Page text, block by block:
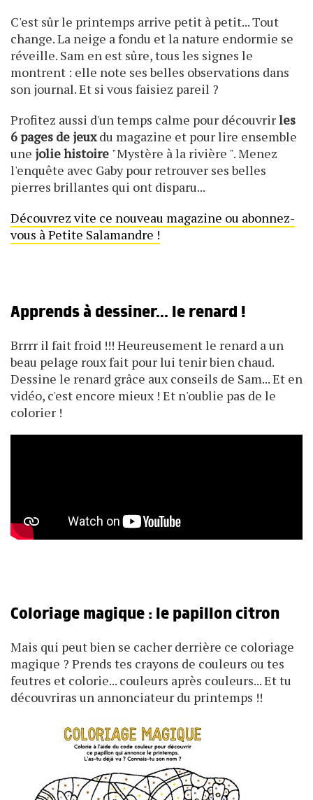
C'est sûr le printemps arrive petit à petit... Tout
change. La neige a fondu et la nature endormie se
réveille. Sam en est sûre, tous les signes le
montrent : elle note ses belles observations dans
son journal. Et si vous faisiez pareil ?
Profitez aussi d'un temps calme pour découvrirles
6 pages de jeuxdu magazine et pour lire ensemble
une jolie histoire "Mystère à la rivière ". Menez
l'enquête avec Gaby pour retrouver ses belles
pierres brillantes qui ont disparu...
Découvrez vite ce nouveau magazine ou abonnez-
vous à Petite Salamandre !
Apprends à dessiner... le renard !
Brrrr il fait froid !!! Heureusement le renard a un
beau pelage roux fait pour lui tenir bien chaud.
Dessine le renard grâce aux conseils de Sam... Et en
vidéo, c'est encore mieux ! Et n'oublie pas de le
colorier !
Coloriage magique : le papillon citron
Mais qui peut bien se cacher derrière ce coloriage
magique ? Prends tes crayons de couleurs ou tes
feutres et colorie... couleurs après couleurs... Et tu
découvriras un annonciateur du printemps !!